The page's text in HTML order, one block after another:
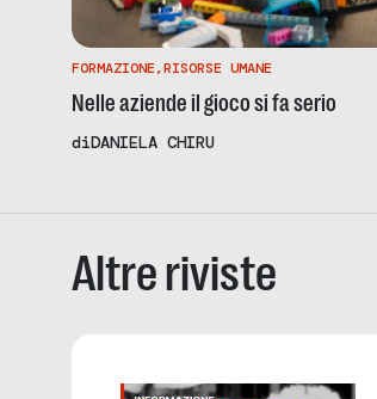
FORMAZIONE,RISORSE UMANE
Nelle aziende il gioco si fa serio
diDANIELA CHIRU
Altre riviste